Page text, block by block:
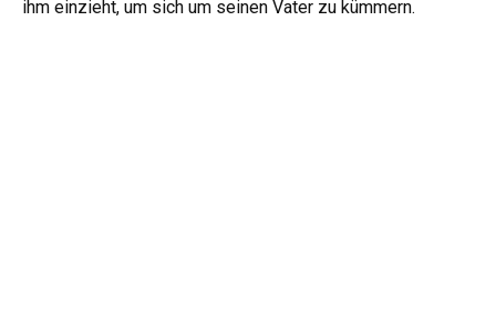
ihm einzieht, um sich um seinen Vater zu kümmern.